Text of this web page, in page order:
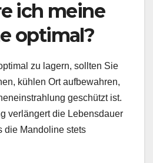
ich meine
optimal?
zu lagern, sollten Sie
kühlen Ort aufbewahren,
geschützt ist.
verlängert die Lebensdauer
die Mandoline stets